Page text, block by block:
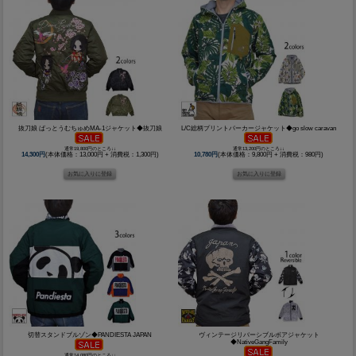
抜刀娘 ばっとうむちゅめMA-1ジャケット◆抜刀娘
通常19,800円のところ↓↓
14,300円(本体価格：13,000円 + 消費税：1,300円)
L/C総柄プリントパーカージャケット◆go slow caravan
通常13,200円のところ↓↓
10,780円(本体価格：9,800円 + 消費税：980円)
切替スタンドブルゾン◆PANDIESTA JAPAN
通常14,080円のところ↓↓
ヴィンテージリバーシブルボアジャケット
◆NativeGangFamily